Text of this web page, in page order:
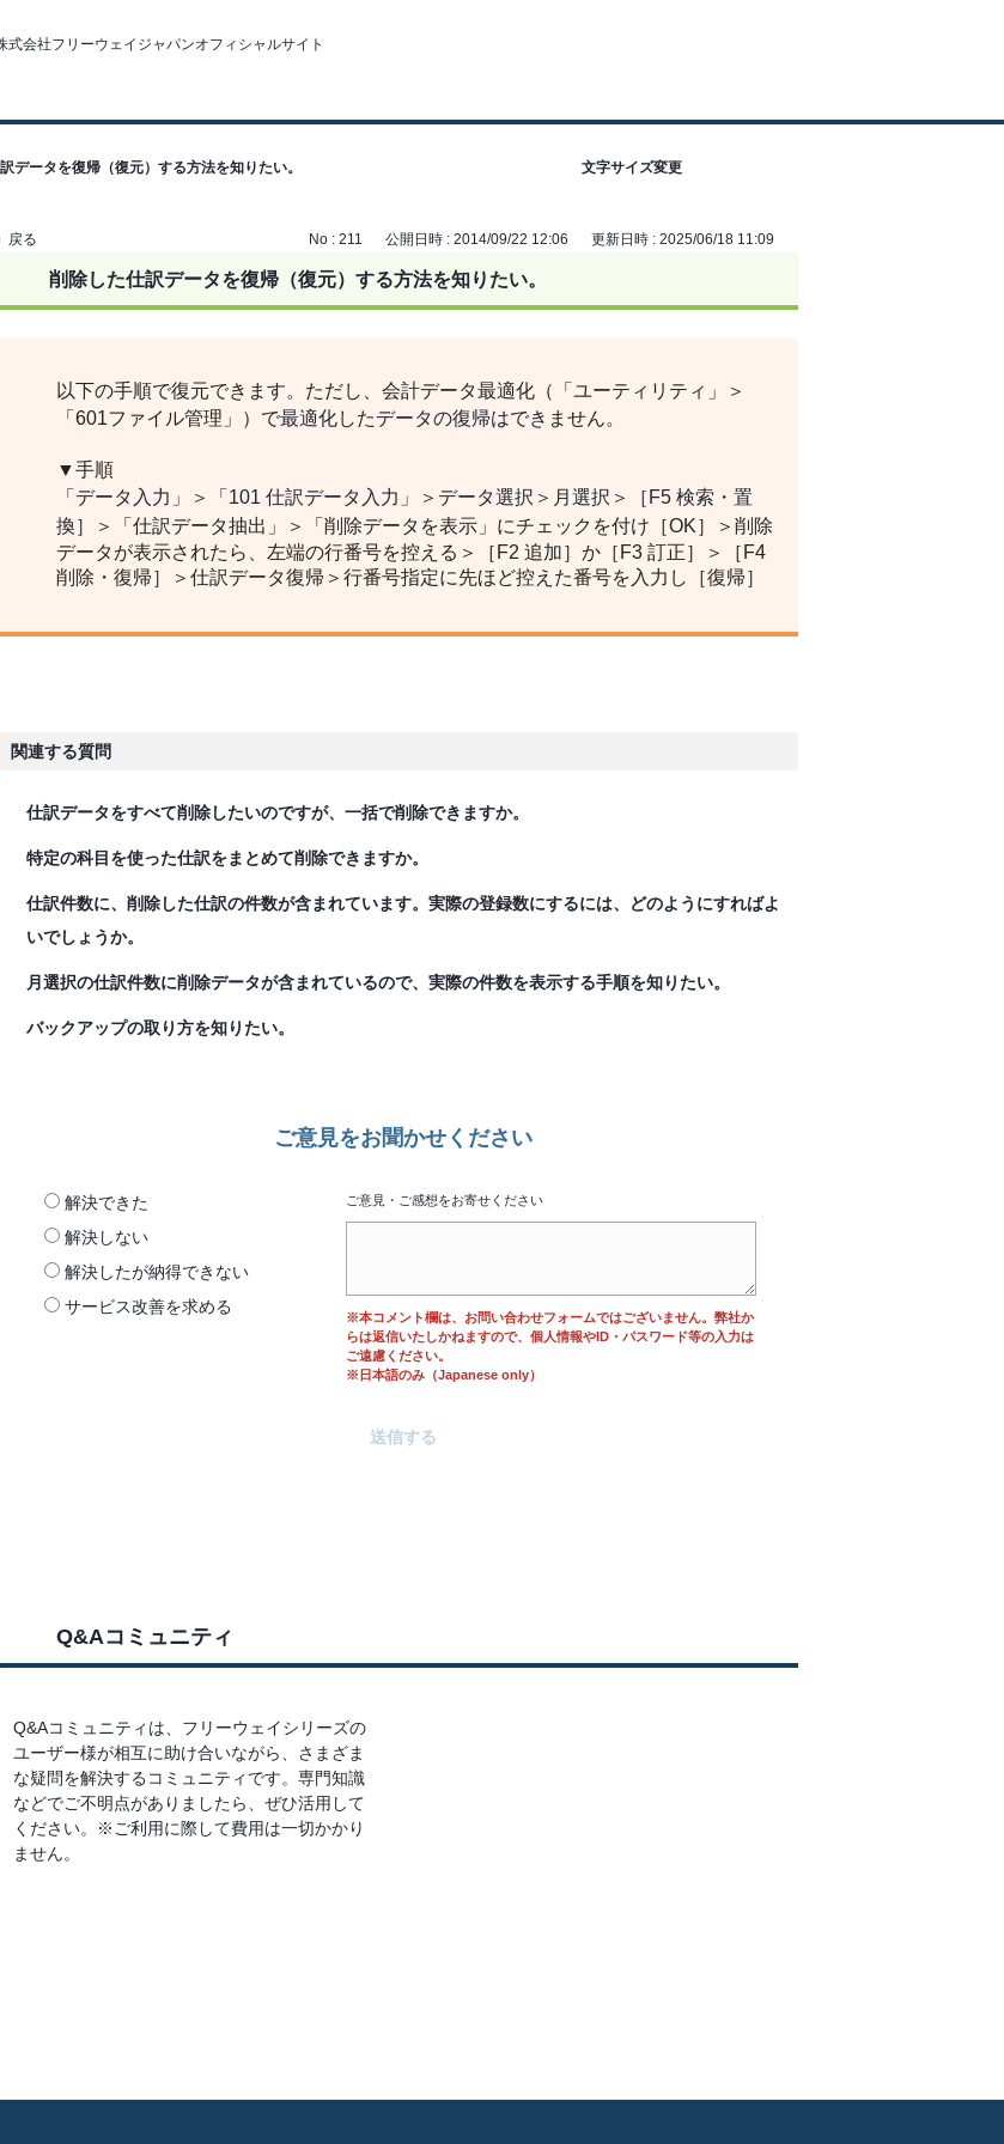
文字サイズ変更
データを復帰（復元）する方法を知りたい。
戻る No : 211 公開日時 : 2014/09/22 12:06 更新日時 : 2025/06/18 11:09
削除した仕訳データを復帰（復元）する方法を知りたい。
以下の手順で復元できます。ただし、会計データ最適化（「ユーティリティ」＞
「601ファイル管理」）で最適化したデータの復帰はできません。
▼手順
「データ入力」＞「101 仕訳データ入力」＞データ選択＞月選択＞［F5 検索・置
換］
＞「仕訳データ抽出」＞「削除データを表示」にチェックを付け［OK］＞削除
データが表示されたら、左端の行番号を控える＞［F2 追加］か［F3 訂正］＞［F4
削除・復帰］＞仕訳データ復帰＞行番号指定に先ほど控えた番号を入力し［復帰］
関連する質問
仕訳データをすべて削除したいのですが、一括で削除できますか。
特定の科目を使った仕訳をまとめて削除できますか。
仕訳件数に、削除した仕訳の件数が含まれています。実際の登録数にするには、どのようにすればよ
いでしょうか。
月選択の仕訳件数に削除データが含まれているので、実際の件数を表示する手順を知りたい。
バックアップの取り方を知りたい。
ご意見をお聞かせください
解決できた
解決しない
解決したが納得できない
サービス改善を求める
ご意見・ご感想をお寄せください
※本コメント欄は、お問い合わせフォームではございません。弊社か
らは返信いたしかねますので、個人情報やID・パスワード等の入力は
ご遠慮ください。
※日本語のみ（Japanese only）
Q&Aコミュニティ
Q&Aコミュニティは、フリーウェイシリーズの
ユーザー様が相互に助け合いながら、さまざま
な疑問を解決するコミュニティです。専門知識
などでご不明点がありましたら、ぜひ活用して
ください。※ご利用に際して費用は一切かかり
ません。